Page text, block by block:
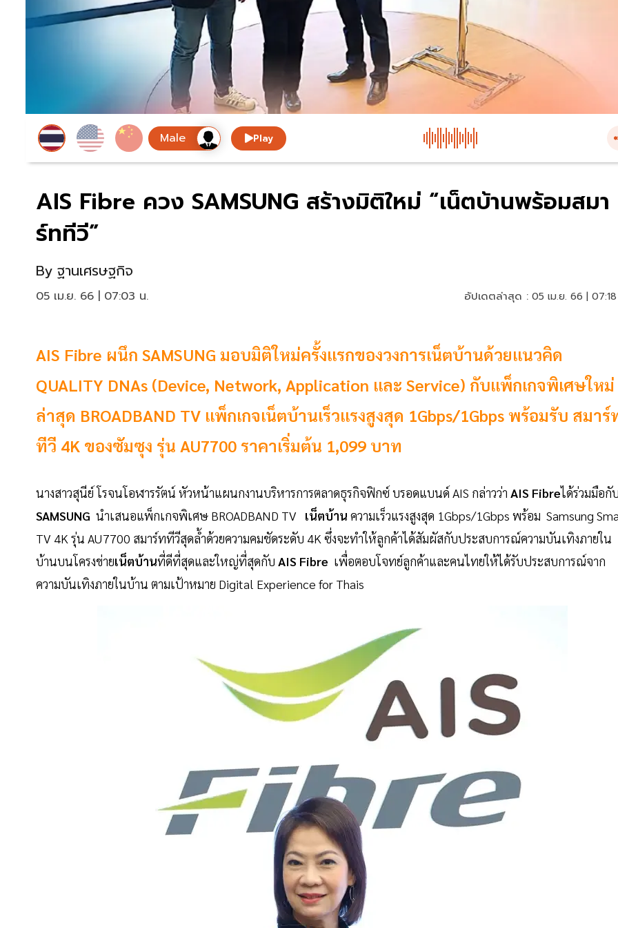
Play
AIS Fibre ควง SAMSUNG สร้างมิติใหม่ “เน็ตบ้านพร้อมสมา
ร์ททีวี”
By ฐานเศรษฐกิจ
05 เม.ย. 66 | 07:03 น. อัปเดตล่าสุด : 05 เม.ย. 66 |
AIS Fibre ผนึก SAMSUNG มอบมิติใหม่ครั้งแรกของวงการเน็ตบ้านด้วยแนวคิด
QUALITY DNAs (Device, Network, Application และ Service) กับแพ็กเกจพิเศษใหม่
ล่าสุด BROADBAND TV แพ็กเกจเน็ตบ้านเร็วแรงสูงสุด 1Gbps/1Gbps พร้อมรับ สมาร์
ทีวี 4K ของซัมซุง รุ่น AU7700 ราคาเริ่มต้น 1,099 บาท
นางสาวสุนีย์ โรจนโอฬารรัตน์ หัวหน้าแผนกงานบริหารการตลาดธุรกิจฟิกซ์ บรอดแบนด์ AIS กล่าวว่า AIS Fibreได้ร่วมมือกั
SAMSUNG นำเสนอแพ็กเกจพิเศษ BROADBAND TV เน็ตบ้าน ความเร็วแรงสูงสุด 1Gbps/1Gbps พร้อม Samsung
TV 4K รุ่น AU7700 สมาร์ททีวีสุดล้ำด้วยความคมชัดระดับ 4K ซึ่งจะทำให้ลูกค้าได้สัมผัสกับประสบการณ์ความบันเทิงภายใน
บ้านบนโครงข่ายเน็ตบ้านที่ดีที่สุดและใหญ่ที่สุดกับ AIS Fibre เพื่อตอบโจทย์ลูกค้าและคนไทยให้ได้รับประสบการณ์จาก
ความบันเทิงภายในบ้าน ตามเป้าหมาย Digital Experience for Thais